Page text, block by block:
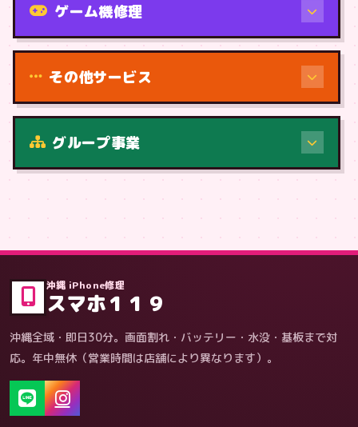
症状・内容から
ゲーム機修理
その他サービス
グループ事業
沖縄 iPhone修理
スマホ１１９
沖縄全域・即日30分。画面割れ・バッテリー・水没・基板まで対
応。年中無休（営業時間は店舗により異なります）。